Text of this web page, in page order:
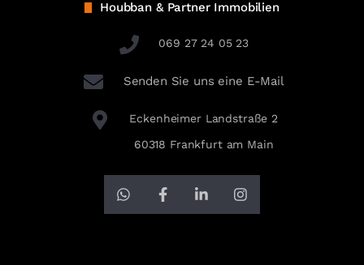
Houbban & Partner Immobilien
069 27 24 05 23
Senden Sie uns eine E-Mail
Eckenheimer Landstraße 2
60318 Frankfurt am Main